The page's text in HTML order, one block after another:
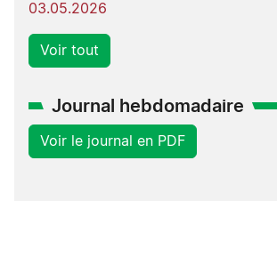
03.05.2026
Voir tout
Journal hebdomadaire
Voir le journal en PDF